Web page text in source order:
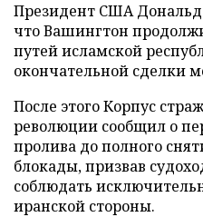
Президент США
что Вашингтон
путей исламской
окончательной сделки
После этого Корпус
революции сообщил о
пролива до полного
блокады, призвав
соблюдать
иранской стороны.